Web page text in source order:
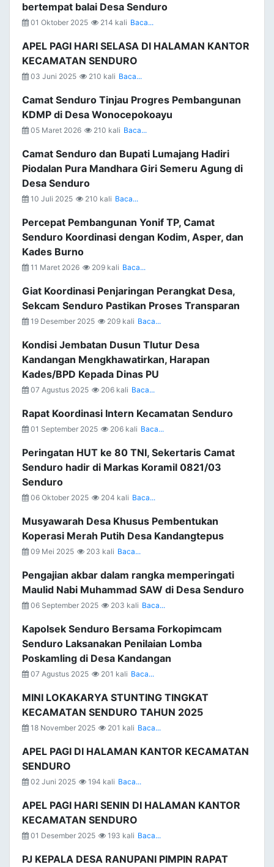
bertempat balai Desa Senduro
01 Oktober 2025 214 kali Baca...
APEL PAGI HARI SELASA DI HALAMAN KANTOR
KECAMATAN SENDURO
03 Juni 2025 210 kali Baca...
Camat Senduro Tinjau Progres Pembangunan
KDMP di Desa Wonocepokoayu
05 Maret 2026 210 kali Baca...
Camat Senduro dan Bupati Lumajang Hadiri
Piodalan Pura Mandhara Giri Semeru Agung di
Desa Senduro
10 Juli 2025 210 kali Baca...
Percepat Pembangunan Yonif TP, Camat
Senduro Koordinasi dengan Kodim, Asper, dan
Kades Burno
11 Maret 2026 209 kali Baca...
Giat Koordinasi Penjaringan Perangkat Desa,
Sekcam Senduro Pastikan Proses Transparan
19 Desember 2025 209 kali Baca...
Kondisi Jembatan Dusun Tlutur Desa
Kandangan Mengkhawatirkan, Harapan
Kades/BPD Kepada Dinas PU
07 Agustus 2025 206 kali Baca...
Rapat Koordinasi Intern Kecamatan Senduro
01 September 2025 206 kali Baca...
Peringatan HUT ke 80 TNI, Sekertaris Camat
Senduro hadir di Markas Koramil 0821/03
Senduro
06 Oktober 2025 204 kali Baca...
Musyawarah Desa Khusus Pembentukan
Koperasi Merah Putih Desa Kandangtepus
09 Mei 2025 203 kali Baca...
Pengajian akbar dalam rangka memperingati
Maulid Nabi Muhammad SAW di Desa Senduro
06 September 2025 203 kali Baca...
Kapolsek Senduro Bersama Forkopimcam
Senduro Laksanakan Penilaian Lomba
Poskamling di Desa Kandangan
07 Agustus 2025 201 kali Baca...
MINI LOKAKARYA STUNTING TINGKAT
KECAMATAN SENDURO TAHUN 2025
18 November 2025 201 kali Baca...
APEL PAGI DI HALAMAN KANTOR KECAMATAN
SENDURO
02 Juni 2025 194 kali Baca...
APEL PAGI HARI SENIN DI HALAMAN KANTOR
KECAMATAN SENDURO
01 Desember 2025 193 kali Baca...
PJ KEPALA DESA RANUPANI PIMPIN RAPAT